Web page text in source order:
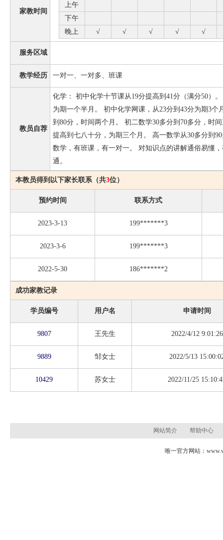
家教时间
上午
下午
晚上
√ √ √ √ √
服务区域
教学经历 一对一、一对多、班课
教员自荐
化学： 初中化学十节课从19分提高到41分（满分50）
为期一个半月。 初中化学网课，从23分到43分为期3个
到80分，时间两个月。 初二数学30多分到70多分，时
提高到七八十分，为期三个月。 高一数学从30多分到
数学，有班课，有一对一。 对知识点的讲解通俗易懂
通。
本教员得到以下家长联系（共3位）
预约时间 联系方式
2023-3-13 199*******3
2023-3-6 199*******3
2022-5-30 186*******2
成功家教记录
学员编号 用户名 申请时间
9807 王先生 2022/4/12 9:01:26
9889 邹女士 2022/5/13
10429 苏女士 2022/11/25
网站简介 帮助中心
唯一官方网站：